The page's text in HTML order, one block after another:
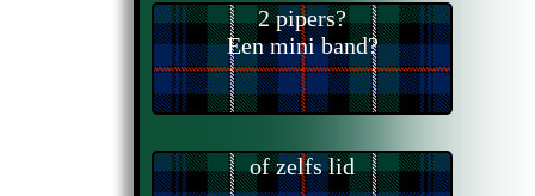
2 pipers?
Een mini band?
of zelfs lid